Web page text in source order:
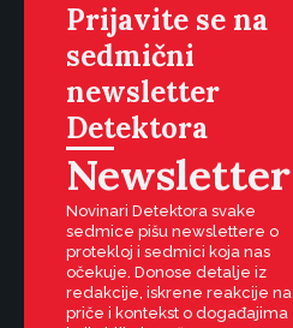
Prijavite se na
sedmični
newsletter
Detektora
Newsletter
Novinari Detektora svake
sedmice pišu newslettere o
protekloj i sedmici koja nas
očekuje. Donose detalje iz
redakcije, iskrene reakcije na
priče i kontekst o događajima